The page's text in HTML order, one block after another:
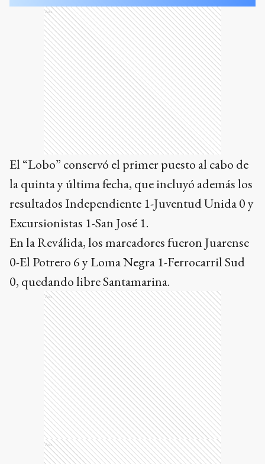
Ads
El “Lobo” conservó el primer puesto al cabo de
la quinta y última fecha, que incluyó además los
resultados Independiente 1-Juventud Unida 0 y
Excursionistas 1-San José 1.
En la Reválida, los marcadores fueron Juarense
0-El Potrero 6 y Loma Negra 1-Ferrocarril Sud
0, quedando libre Santamarina.
Ads
Ads